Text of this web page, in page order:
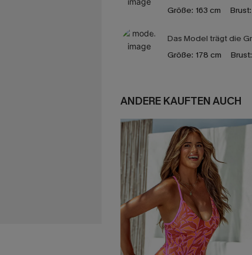
Größe: 163 cm Brust:
Das Model trägt die
Größe: 178 cm Brust:
ANDERE KAUFTEN AUCH